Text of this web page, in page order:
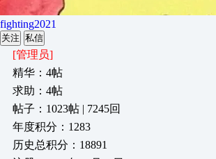
fighting2021
关注 私信
[管理员]
精华：4帖
求助：4帖
帖子：1023帖 | 7245回
年度积分：1283
历史总积分：18891